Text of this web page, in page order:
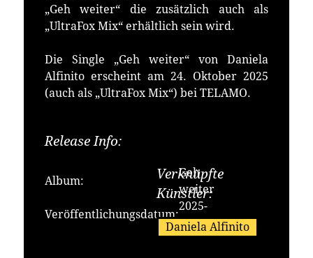
„Geh weiter“ die zusätzlich auch als
„UltraFox Mix“ erhältlich sein wird.
Die Single „Geh weiter“ von Daniela
Alfinito erscheint am 24. Oktober 2025
(auch als „UltraFox Mix“) bei TELAMO.
Release Info:
Album:
Geh
weiter
Veröffentlichungsdatum:
2025-
10-24
Verknüpfte
Künstler:
Daniela Alfinito